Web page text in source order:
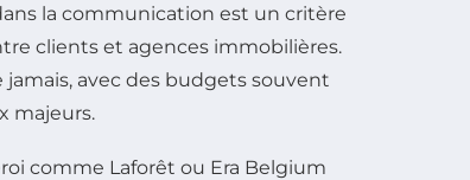
la communication est un critère
clients et agences immobilières.
jamais, avec des budgets souvent
majeurs.
comme Laforêt ou Era Belgium